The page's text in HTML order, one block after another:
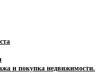
и покупка недвижимости.